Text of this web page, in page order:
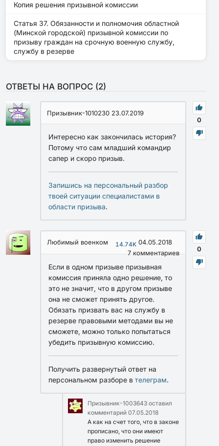
Копия решения призывной комиссии
Статья 37. Обязанности и полномочия областной
(Минской городской) призывной комиссии по
призыву граждан на срочную военную службу,
службу в резерве
ОТВЕТЫ НА ВОПРОС (2)
0
Призывник-1010230 23.07.2019
Интересно как закончилась история?
Потому что сам младший командир
сапер и скоро призыв.
Запишись на персональный разбор
твоей ситуации специалистами в
области призыва.
0
Любимый военком 14.74K 04.05.2018
7комментариев
Если в одном призыве призывная
комиссия приняла одно решение, то
это не значит, что в другом призыве
она не сможет принять другое.
Обязать призвать вас на службу в
резерве правовыми методами вы не
сможете, можно только попытаться
убедить призывную комиссию.
Получить развернутый ответ на
персональном разборе в телеграм.
Призывник-1003643 оставил
комментарий 07.05.2018
А как на счет того, что в законе
прописано, что они имеют
право изменить решение